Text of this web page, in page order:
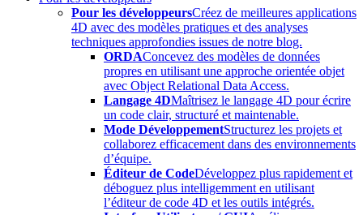
Pour les développeursCréez de meilleures applications
4D avec des modèles pratiques et des analyses
techniques approfondies issues de notre blog.
ORDAConcevez des modèles de données
propres en utilisant une approche orientée objet
avec Object Relational Data Access.
Langage 4DMaîtrisez le langage 4D pour écrire
un code clair, structuré et maintenable.
Mode DéveloppementStructurez les projets et
collaborez efficacement dans des environnements
d’équipe.
Éditeur de CodeDéveloppez plus rapidement et
déboguez plus intelligemment en utilisant
l’éditeur de code 4D et les outils intégrés.